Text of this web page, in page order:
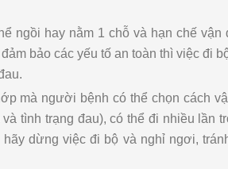
ngồi hay nằm 1 chỗ và hạn chế
bảo các yếu tố an toàn thì việc đi
mà người bệnh có thể chọn cách
tình trạng đau), có thể đi nhiều lần
dừng việc đi bộ và nghỉ ngơi,